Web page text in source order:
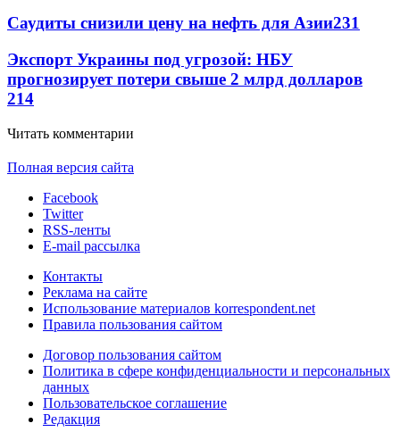
Саудиты снизили цену на нефть для Азии231
Экспорт Украины под угрозой: НБУ
прогнозирует потери свыше 2 млрд долларов
214
Читать комментарии
Полная версия сайта
Facebook
Twitter
RSS-ленты
E-mail рассылка
Контакты
Реклама на сайте
Использование материалов korrespondent.net
Правила пользования сайтом
Договор пользования сайтом
Политика в сфере конфиденциальности и персональных
данных
Пользовательское соглашение
Редакция